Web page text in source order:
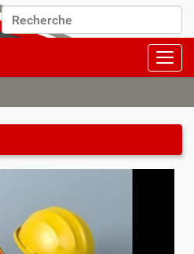
Chercher par
Recherche avancée…